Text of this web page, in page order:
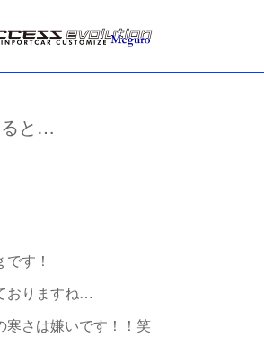
と…
す！
おりますね…
寒さは嫌いです！！笑